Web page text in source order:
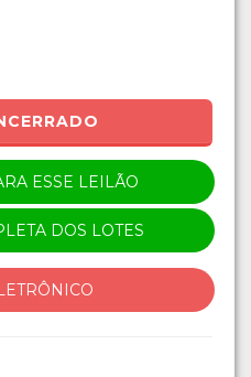
ESSE LEILÃO
DOS LOTES